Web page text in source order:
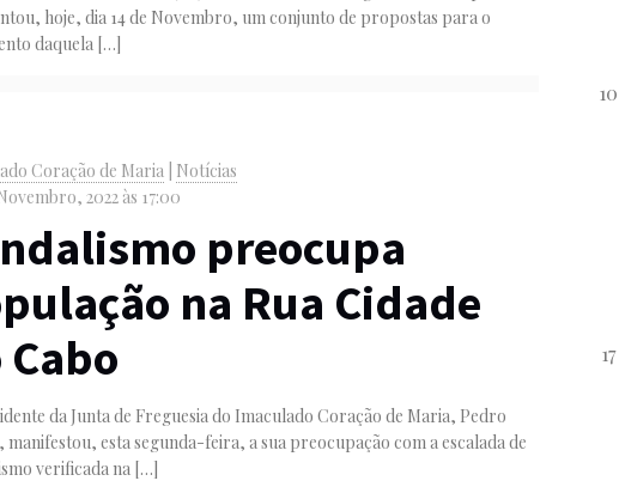
hoje, dia 14 de Novembro, um conjunto de propostas para o
daquela […]
Coração de Maria Notícias
2022 às 17:00
preocupa
na Rua Cidade
da Junta de Freguesia do Imaculado Coração de Maria, Pedro
manifestou, esta segunda-feira, a sua preocupação com a escalada de
verificada na […]
10
17